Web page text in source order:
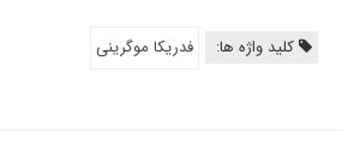
کلید واژه ها: فدریکا موگرینی